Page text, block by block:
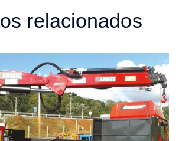
relacionados